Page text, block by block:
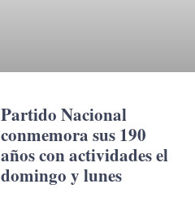
Partido Nacional
conmemora sus 190
años con actividades el
domingo y lunes